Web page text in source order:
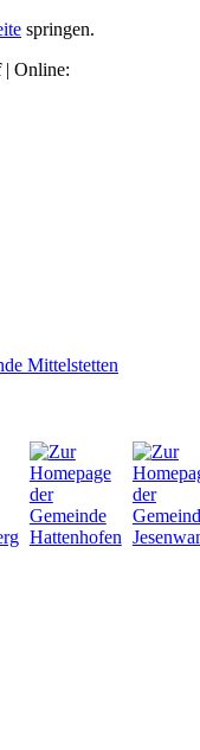
springen.
| Online: